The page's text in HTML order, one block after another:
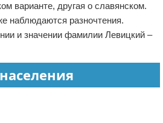
информации
варианте, другая о славянском.
наблюдаются разночтения.
и значении фамилии Левицкий –